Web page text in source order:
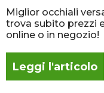
Miglior occhiali
trova subito prezzi
online o in negozio!
Leggi l'articolo